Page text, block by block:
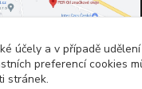
účely a v případě
preferencí cookies
stránek.